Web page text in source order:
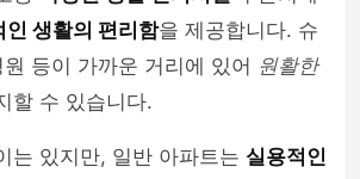
인 생활의 편리함을 제공합니다. 슈
등이 가까운 거리에 있어 원활한
할 수 있습니다.
는 있지만, 일반 아파트는 실용적인